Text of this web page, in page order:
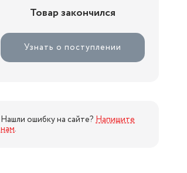
Товар закончился
Узнать о поступлении
Нашли ошибку на сайте? Напишите
нам.